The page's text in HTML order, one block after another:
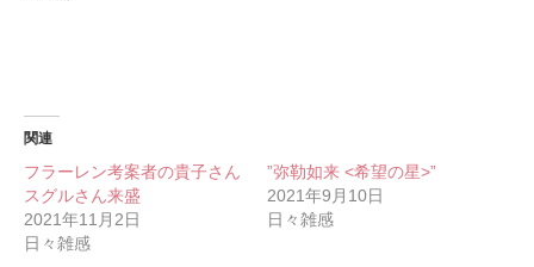
関連
フラーレン考案者の貴子さん
スグルさん来盛
2021年11月2日
日々雑感
”弥勒如来 <希望の星>”
2021年9月10日
日々雑感